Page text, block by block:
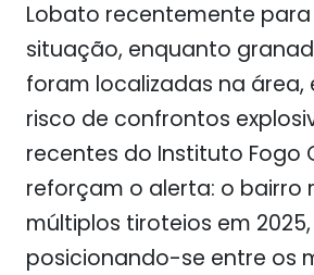
Lobato recentemente
situação, enquanto
foram localizadas na área,
risco de confrontos
recentes do Instituto Fogo
reforçam o alerta: o bairro
múltiplos tiroteios em 2025,
posicionando-se entre os